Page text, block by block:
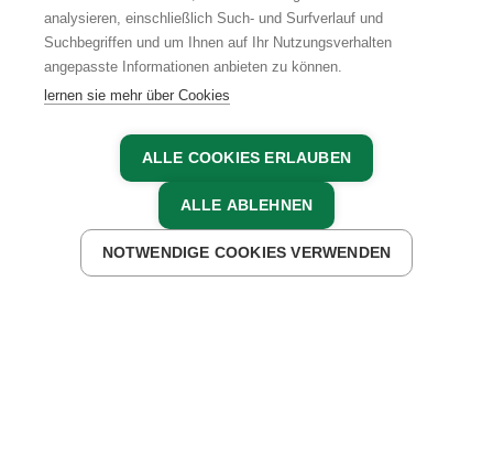
JETZT ANFRAGEN
AGBIMPRESSUMDATENSCHUTZ
analysieren, einschließlich Such- und Surfverlauf und
Suchbegriffen und um Ihnen auf Ihr Nutzungsverhalten
angepasste Informationen anbieten zu können.
lernen sie mehr über Cookies
ALLE COOKIES ERLAUBEN
ALLE ABLEHNEN
NOTWENDIGE COOKIES VERWENDEN